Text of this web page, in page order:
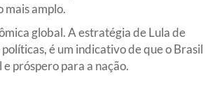
mais amplo.
global. A estratégia de Lula de
é um indicativo de que o Brasil
próspero para a nação.